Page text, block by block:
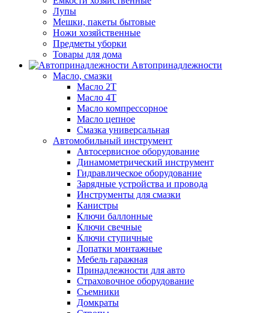
Лупы
Мешки, пакеты бытовые
Ножи хозяйственные
Предметы уборки
Товары для дома
Автопринадлежности
Масло, смазки
Масло 2Т
Масло 4Т
Масло компрессорное
Масло цепное
Смазка универсальная
Автомобильный инструмент
Автосервисное оборудование
Динамометрический инструмент
Гидравлическое оборудование
Зарядные устройства и провода
Инструменты для смазки
Канистры
Ключи баллонные
Ключи свечные
Ключи ступичные
Лопатки монтажные
Мебель гаражная
Принадлежности для авто
Страховочное оборудование
Съемники
Домкраты